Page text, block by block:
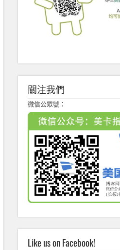
關注我們
微信公眾號：
Like us on Facebook!